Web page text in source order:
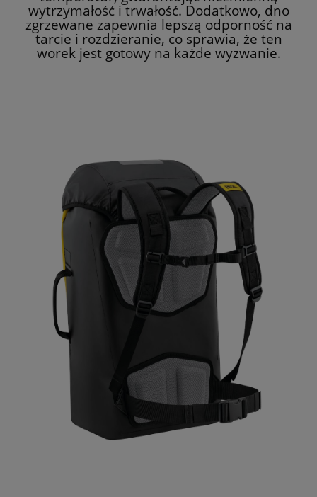
wytrzymałość i trwałość. Dodatkowo, dno
zgrzewane zapewnia lepszą odporność na
tarcie i rozdzieranie, co sprawia, że ten
worek jest gotowy na każde wyzwanie.